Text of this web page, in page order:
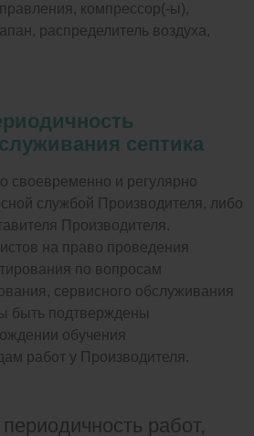
компрессор(-ы),
распределитель воздуха,
септика
своевременно и регулярно
службой Производителя, либо
Производителя.
на право проведения
по вопросам
сервисного обслуживания
быть подтверждены
обучения
работ у Производителя.
работ,